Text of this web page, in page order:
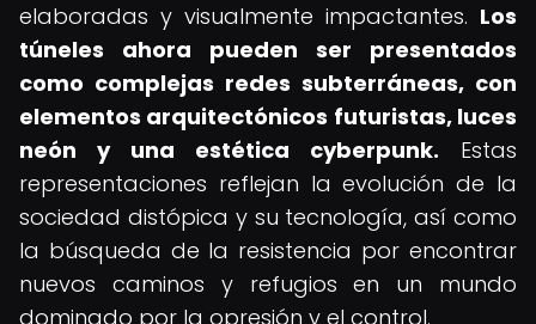
elaboradas y visualmente impactantes. Los
túneles ahora pueden ser presentados
como complejas redes subterráneas, con
elementos arquitectónicos futuristas, luces
neón y una estética cyberpunk. Estas
representaciones reflejan la evolución de la
sociedad distópica y su tecnología, así como
la búsqueda de la resistencia por encontrar
nuevos caminos y refugios en un mundo
dominado por la opresión y el control.